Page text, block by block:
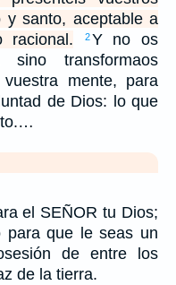
y santo, aceptable a
racional. 2Y no os
transformaos
mente, para
de Dios: lo que
el SEÑOR tu Dios;
para que le seas un
de entre los
de la tierra.